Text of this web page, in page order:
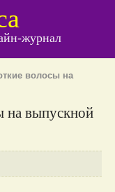
журнал
волосы на
на выпускной